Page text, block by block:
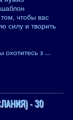
чтобы вас
силу и творить
охотитесь з ...
- 30